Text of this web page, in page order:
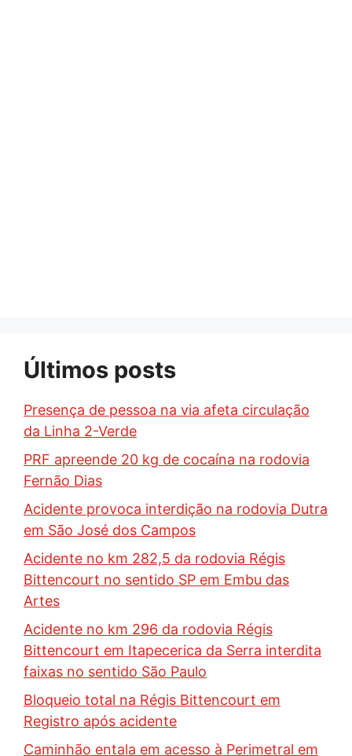
Últimos posts
Presença de pessoa na via afeta circulação
da Linha 2-Verde
PRF apreende 20 kg de cocaína na rodovia
Fernão Dias
Acidente provoca interdição na rodovia Dutra
em São José dos Campos
Acidente no km 282,5 da rodovia Régis
Bittencourt no sentido SP em Embu das
Artes
Acidente no km 296 da rodovia Régis
Bittencourt em Itapecerica da Serra interdita
faixas no sentido São Paulo
Bloqueio total na Régis Bittencourt em
Registro após acidente
Caminhão entala em acesso à Perimetral em